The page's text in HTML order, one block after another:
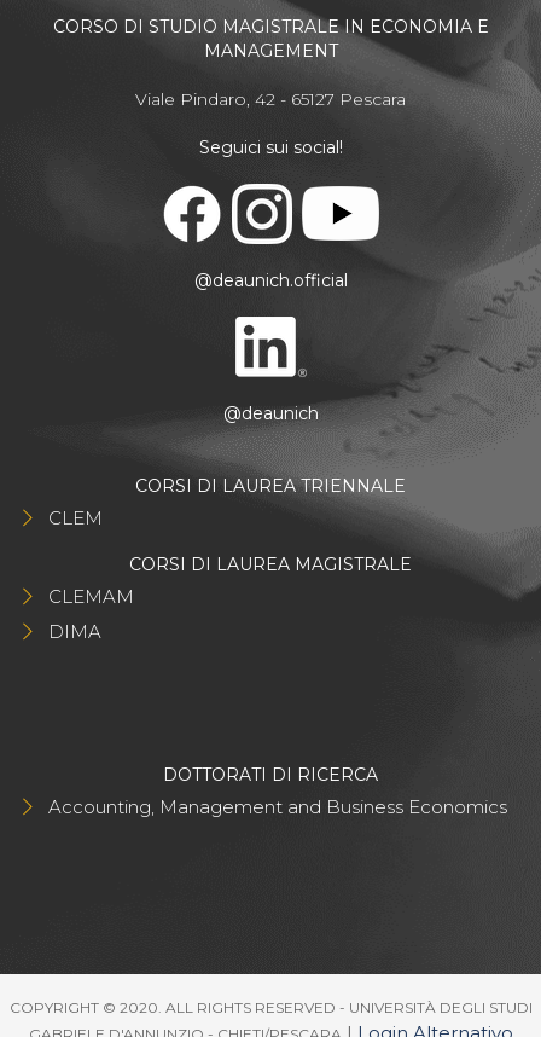
CORSO DI STUDIO MAGISTRALE IN ECONOMIA E
MANAGEMENT
Viale Pindaro, 42 - 65127 Pescara
Seguici sui social!
@deaunich.official
@deaunich
CORSI DI LAUREA TRIENNALE
CLEM
CORSI DI LAUREA MAGISTRALE
CLEMAM
DIMA
DOTTORATI DI RICERCA
Accounting, Management and Business Economics
COPYRIGHT © 2020. ALL RIGHTS RESERVED - UNIVERSITÀ DEGLI STUDI
| Login Alternativo